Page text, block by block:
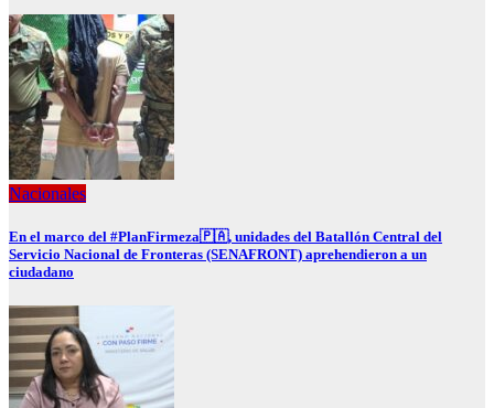
Nacionales
En el marco del #PlanFirmeza🇵🇦, unidades del Batallón Central del
Servicio Nacional de Fronteras (SENAFRONT) aprehendieron a un
ciudadano